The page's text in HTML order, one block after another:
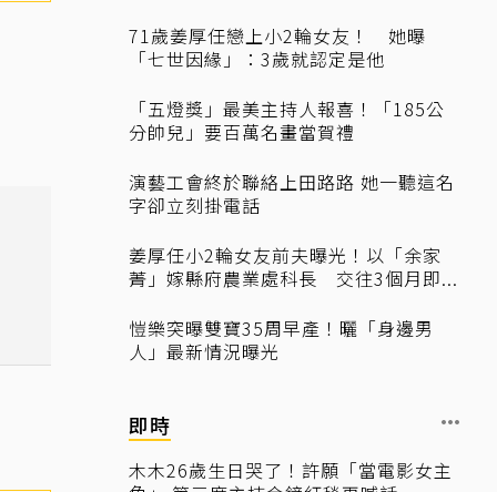
71歲姜厚任戀上小2輪女友！ 她曝
「七世因緣」：3歲就認定是他
「五燈獎」最美主持人報喜！「185公
分帥兒」要百萬名畫當賀禮
演藝工會終於聯絡上田路路 她一聽這名
字卻立刻掛電話
姜厚任小2輪女友前夫曝光！以「余家
菁」嫁縣府農業處科長 交往3個月即...
愷樂突曝雙寶35周早產！曬「身邊男
人」最新情況曝光
即時
木木26歲生日哭了！許願「當電影女主